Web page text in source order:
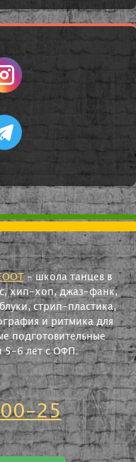
- школа танцев в
хип-хоп, джаз-фанк,
стрип-пластика,
и ритмика для
подготовительные
5-6 лет с ОФП.
25